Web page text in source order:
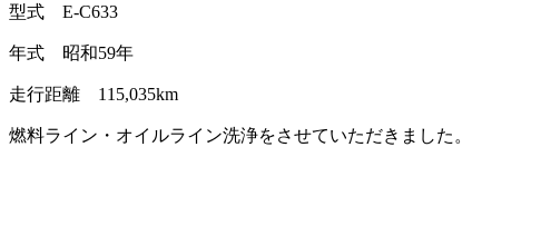
型式 E-C633
年式 昭和59年
走行距離 115,035km
燃料ライン・オイルライン洗浄をさせていただきました。